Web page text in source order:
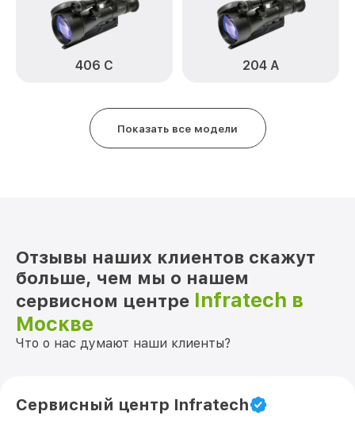
Прошивка (Обновление ПО) 404 Х
Infratech
от 450₽
Ремонт платы управления
Восстановление после попадания влаги
404 Х Infratech
Ремонт Wi-Fi 404 Х Infratech
406 С 204 А
Показать все модели
Отзывы наших клиентов скажут
больше, чем мы о нашем
сервисном центре Infratech в
Москве
Что о нас думают наши клиенты?
Сервисный центр Infratech